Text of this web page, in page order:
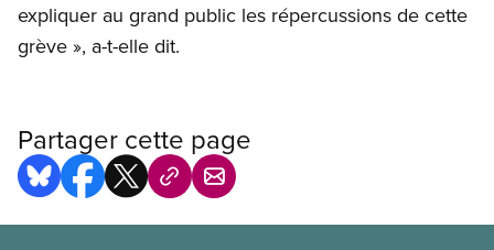
expliquer au grand public les répercussions de cette
grève », a-t-elle dit.
Partager cette page